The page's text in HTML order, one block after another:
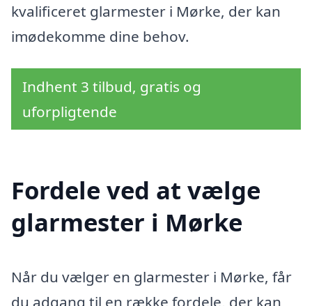
kvalificeret glarmester i Mørke, der kan
imødekomme dine behov.
Indhent 3 tilbud, gratis og
uforpligtende
Fordele ved at vælge
glarmester i Mørke
Når du vælger en glarmester i Mørke, får
du adgang til en række fordele, der kan